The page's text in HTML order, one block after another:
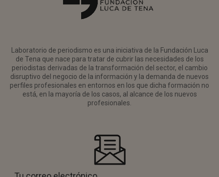
Laboratorio de periodismo es una iniciativa de la Fundación Luca
de Tena que nace para tratar de cubrir las necesidades de los
periodistas derivadas de la transformación del sector, el cambio
disruptivo del negocio de la información y la demanda de nuevos
perfiles profesionales en entornos en los que dicha formación no
está, en la mayoría de los casos, al alcance de los nuevos
profesionales.